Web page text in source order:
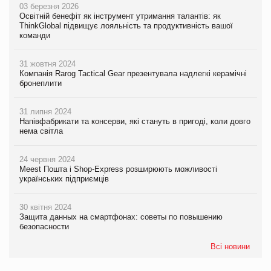
03 березня 2026
Освітній бенефіт як інструмент утримання талантів: як
ThinkGlobal підвищує лояльність та продуктивність вашої
команди
31 жовтня 2024
Компанія Rarog Tactical Gear презентувала надлегкі керамічні
бронеплити
31 липня 2024
Напівфабрикати та консерви, які стануть в пригоді, коли довго
нема світла
24 червня 2024
Meest Пошта і Shop-Express розширюють можливості
українських підприємців
30 квітня 2024
Защита данных на смартфонах: советы по повышению
безопасности
Всі новини